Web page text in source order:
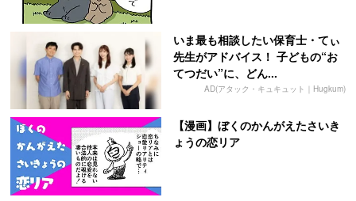
いま最も相談したい保育士・てぃ
先生がアドバイス！ 子どもの“お
てつだい”に、どん...
AD(アタック・キュキュット｜Hugkum)
【漫画】ぼくのかんがえたさいき
ょうの恋リア